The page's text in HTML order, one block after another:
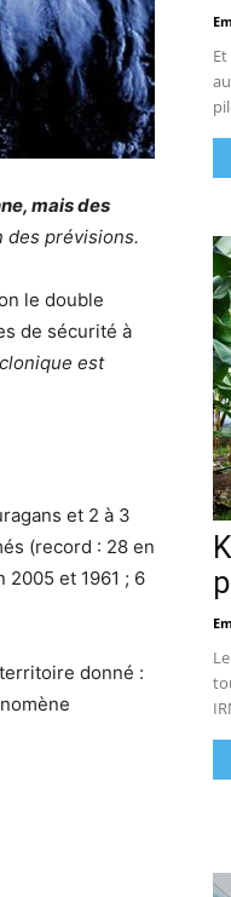
mais des
des prévisions.
le double
de sécurité à
est
et 2 à 3
(record : 28 en
2005 et 1961 ; 6
donné :